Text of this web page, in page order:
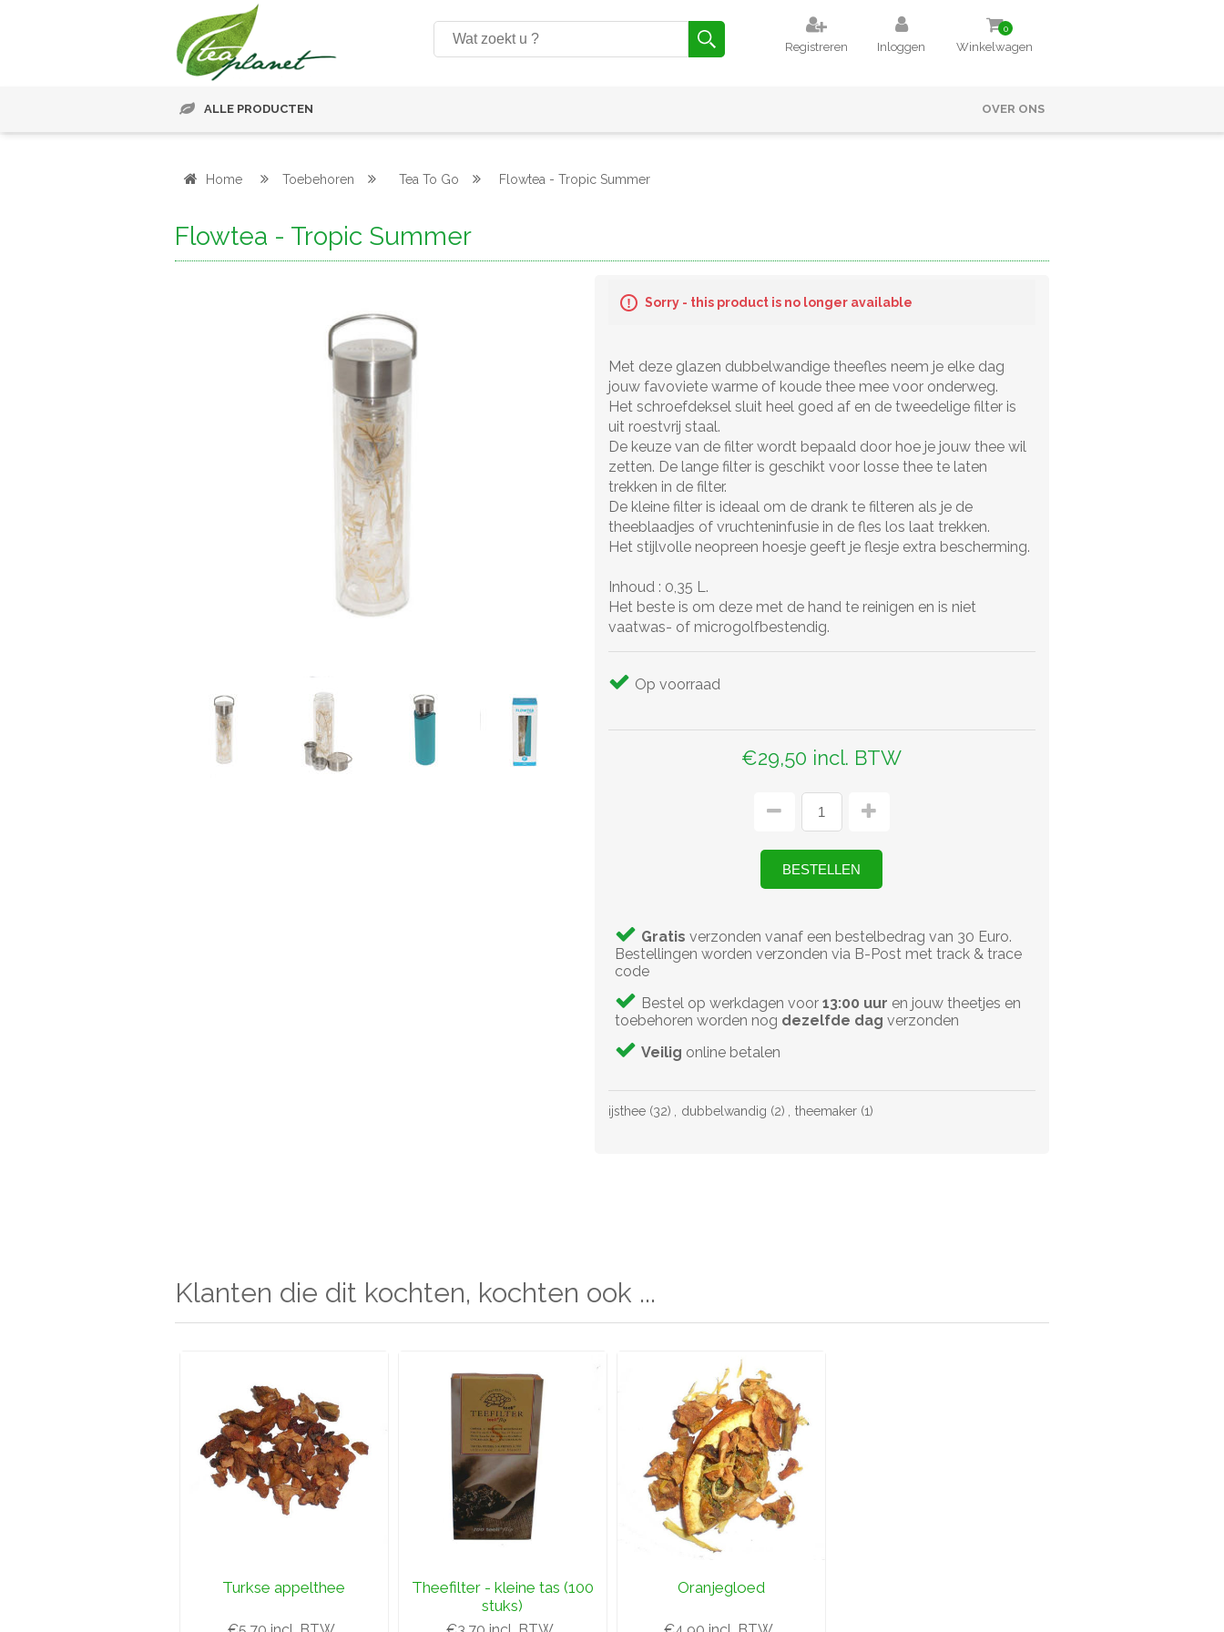
Registreren Inloggen
0
Winkelwagen
ALLE PRODUCTEN OVER ONS
Home Toebehoren Tea To Go Flowtea - Tropic Summer
Flowtea - Tropic Summer
Sorry - this product is no longer available
Met deze glazen dubbelwandige theefles neem je elke dag
jouw favoviete warme of koude thee mee voor onderweg.
Het schroefdeksel sluit heel goed af en de tweedelige filter is
uit roestvrij staal.
De keuze van de filter wordt bepaald door hoe je jouw thee wil
zetten. De lange filter is geschikt voor losse thee te laten
trekken in de filter.
De kleine filter is ideaal om de drank te filteren als je de
theeblaadjes of vruchteninfusie in de fles los laat trekken.
Het stijlvolle neopreen hoesje geeft je flesje extra bescherming.
Inhoud : 0,35 L.
Het beste is om deze met de hand te reinigen en is niet
vaatwas- of microgolfbestendig.
Op voorraad
€29,50 incl. BTW
Gratis verzonden vanaf een bestelbedrag van 30 Euro.
Bestellingen worden verzonden via B-Post met track & trace
code
Bestel op werkdagen voor 13:00 uur en jouw theetjes en
toebehoren worden nog dezelfde dag verzonden
Veilig online betalen
ijsthee (32) , dubbelwandig (2) , theemaker (1)
Klanten die dit kochten, kochten ook ...
Turkse appelthee
Theefilter - kleine tas (100
stuks)
Oranjegloed